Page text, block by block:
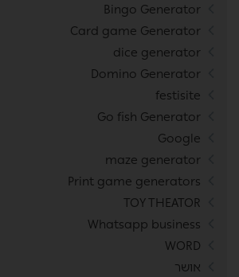
Bingo Generator
Card game Generator
dice generator
Domino Generator
festisite
Go fish Generator
Google
maze generator
Print game generators
TOY THEATOR
Whatsapp business
WORD
אושר